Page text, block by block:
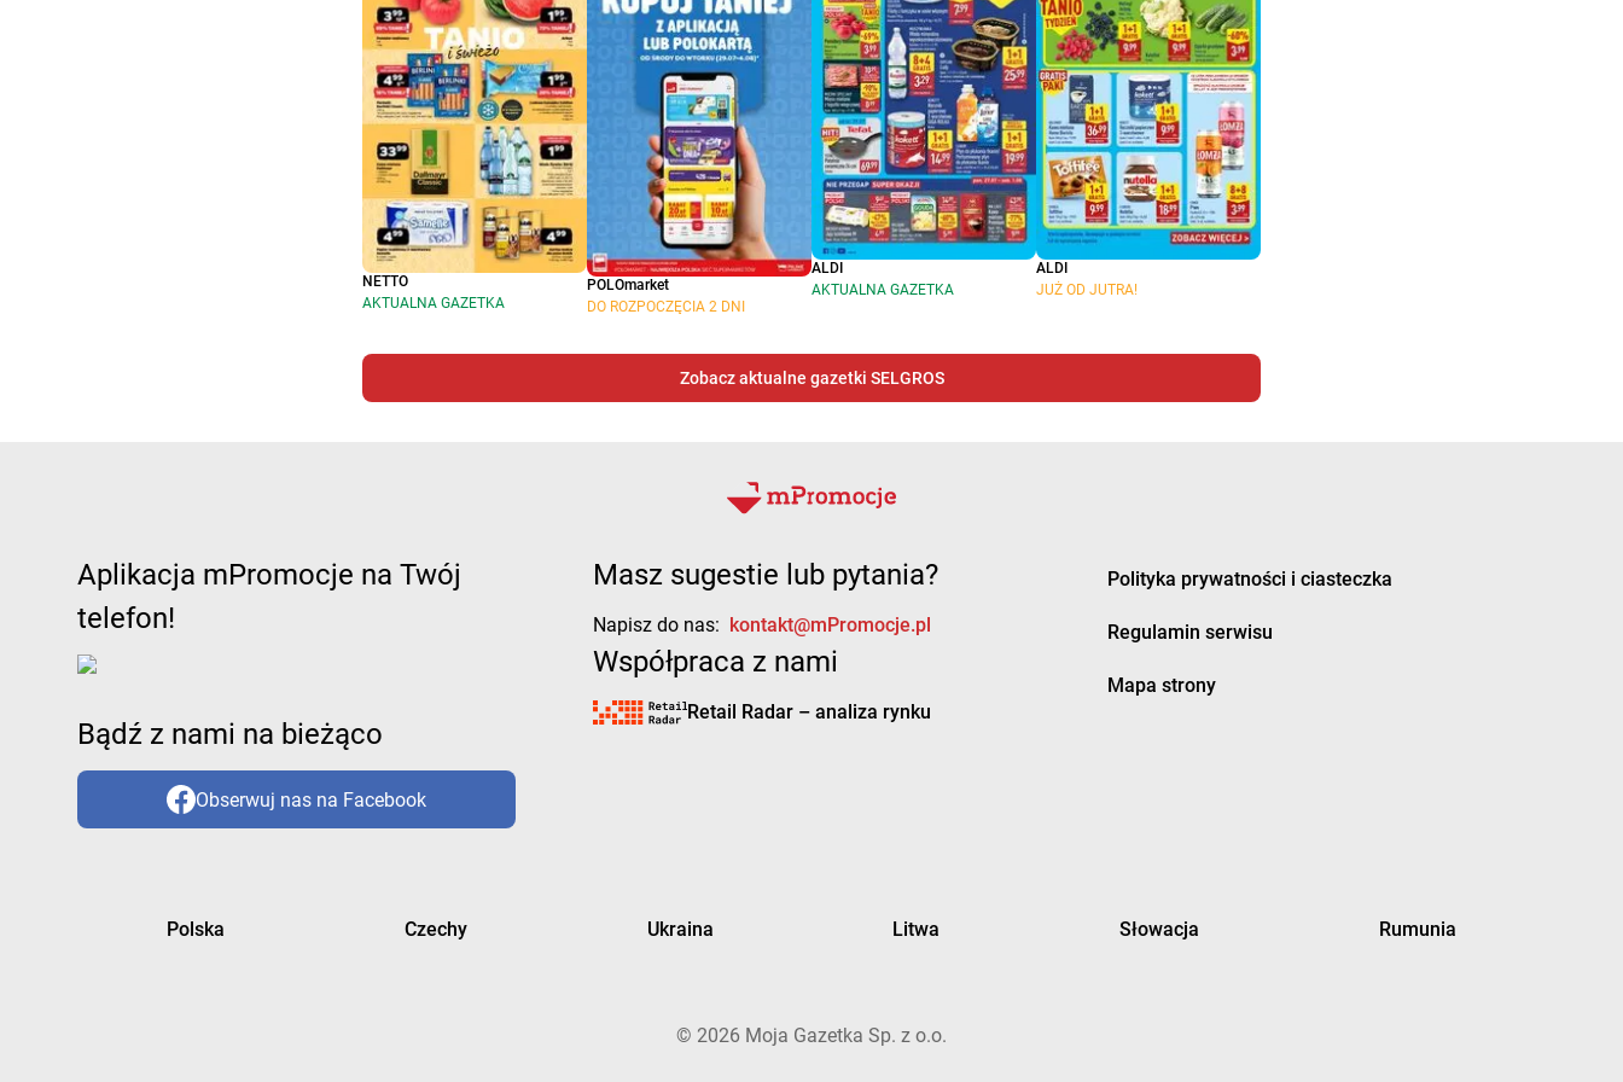
NETTO
AKTUALNA GAZETKA
POLOmarket
DO ROZPOCZĘCIA 2 DNI
ALDI
AKTUALNA GAZETKA
ALDI
JUŻ OD JUTRA!
Zobacz aktualne gazetki SELGROS
Aplikacja mPromocje na Twój
telefon!
Bądź z nami na bieżąco
Obserwuj nas na Facebook
Masz sugestie lub pytania?
Napisz do nas: kontakt@mPromocje.pl
Współpraca z nami
Retail Radar – analiza rynku
Polityka prywatności i ciasteczka
Regulamin serwisu
Mapa strony
Polska Czechy Ukraina Litwa Słowacja Rumunia
© 2026 Moja Gazetka Sp. z o.o.